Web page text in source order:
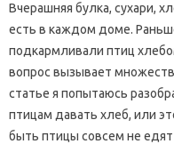
Вчерашняя булка, сухари,
есть в каждом доме.
подкармливали птиц
вопрос вызывает
статье я попытаюсь
птицам давать хлеб, или
быть птицы совсем не